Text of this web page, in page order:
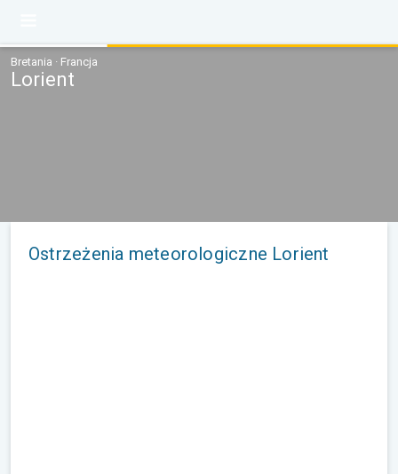
Bretania · Francja
Lorient
Ostrzeżenia meteorologiczne Lorient